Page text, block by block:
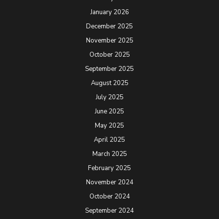
January 2026
December 2025
November 2025
October 2025
September 2025
August 2025
July 2025
June 2025
May 2025
April 2025
March 2025
February 2025
November 2024
October 2024
September 2024